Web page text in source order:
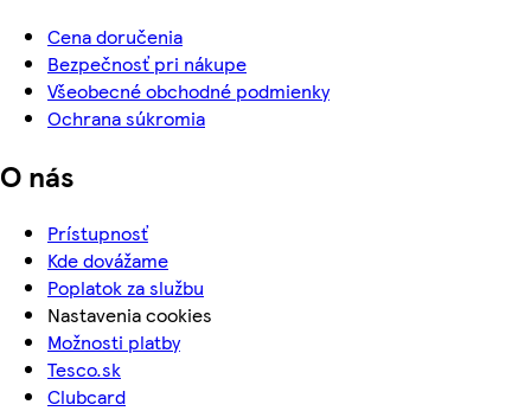
Cena doručenia
Bezpečnosť pri nákupe
Všeobecné obchodné podmienky
Ochrana súkromia
O nás
Prístupnosť
Kde dovážame
Poplatok za službu
Nastavenia cookies
Možnosti platby
Tesco.sk
Clubcard